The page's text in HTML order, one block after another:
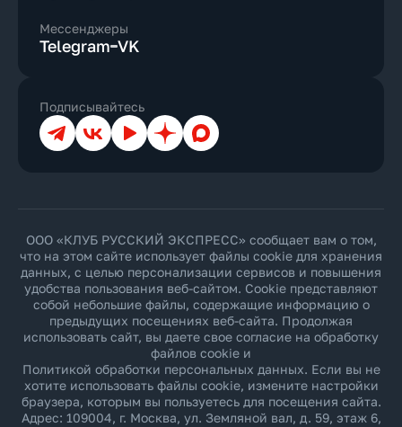
Мессенджеры
Telegram VK
Подписывайтесь
ТелеграмВКонтакте
YouTubeДзен Max
ООО «КЛУБ РУССКИЙ ЭКСПРЕСС» сообщает вам о том,
что на этом сайте использует файлы cookie для хранения
данных, с целью персонализации сервисов и повышения
удобства пользования веб-сайтом. Cookie представляют
собой небольшие файлы, содержащие информацию о
предыдущих посещениях веб-сайта. Продолжая
использовать сайт, вы даете свое согласие на обработку
файлов cookie и
Политикой обработки персональных данных. Если вы не
хотите использовать файлы cookie, измените настройки
браузера, которым вы пользуетесь для посещения сайта.
Адрес: 109004, г. Москва, ул. Земляной вал, д. 59, этаж 6,